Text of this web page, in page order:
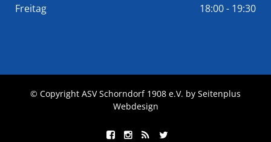
Freitag
18:00 - 19:30
© Copyright ASV Schorndorf 1908 e.V. by Seitenplus
Webdesign